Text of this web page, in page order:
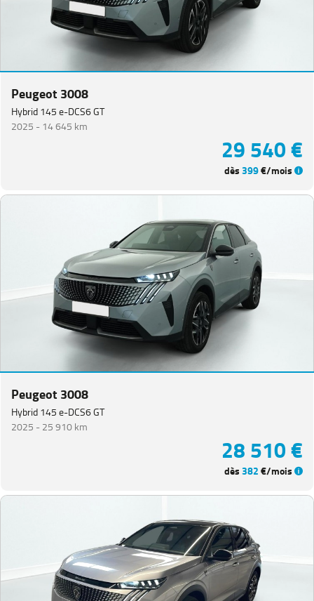
Peugeot 3008
Hybrid 145 e-DCS6 GT
2025 - 14 645 km
29 540 €
dès399€/mois
Peugeot 3008
Hybrid 145 e-DCS6 GT
2025 -25 910 km
28 510 €
dès382€/mois